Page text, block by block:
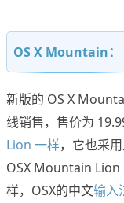
OS X Mountain：
新版的 OS X
线销售，售价为
Lion 一样，它也采
OSX Mountain Lion
样，OSX的中文输入